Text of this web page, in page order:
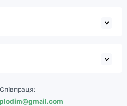
Співпраця: